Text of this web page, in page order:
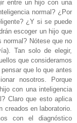
entre un hijo con una
normal? ¿Por
¿Y si se puede
escoger un hijo que
Nótese que no
Tan solo de elegir,
que consideramos
que lo que antes
nosotros. Porque
con una inteligencia
Claro que esto aplica
creados en laboratorio.
con el diagnóstico